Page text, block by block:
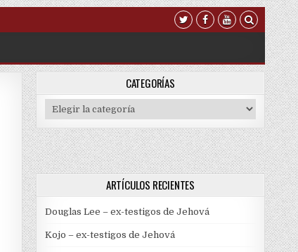
CATEGORÍAS
Categorías
ARTÍCULOS RECIENTES
Douglas Lee – ex-testigos de Jehová
Kojo – ex-testigos de Jehová